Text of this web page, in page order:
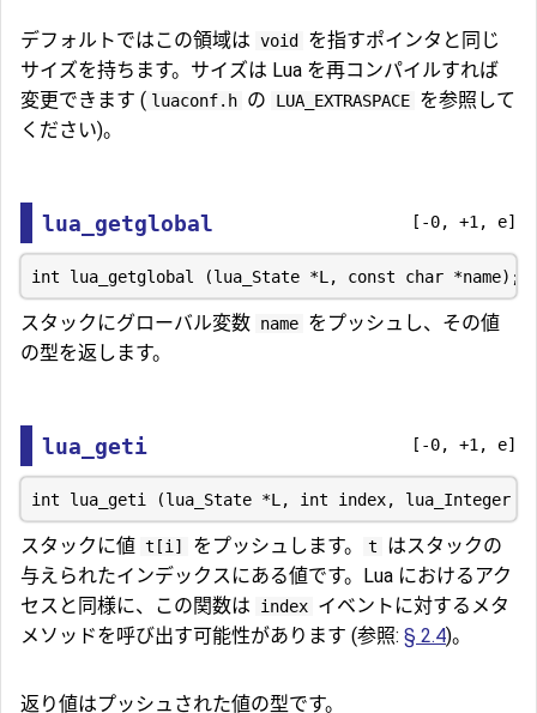
デフォルトではこの領域は void
を指すポインタと同じ
サイズを持ちます。サイズは Lua を再コンパイルすれば
変更できます ( luaconf.h の LUA_EXTRASPACE を参照して
ください)。
lua_getglobal [-0, +1, e]
スタックにグローバル変数 name をプッシュし、その値
の型を返します。
lua_geti [-0, +1, e]
スタックに値 t[i] をプッシュします。 t
はスタックの
与えられたインデックスにある値です。Lua におけるアク
セスと同様に、この関数は
index イベントに対するメタ
メソッドを呼び出す可能性があります (参照: § 2.4)。
返り値はプッシュされた値の型です。